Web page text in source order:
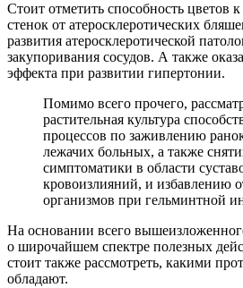
Стоит отметить способность цветов
стенок от атеросклеротических
развития атеросклеротической
закупоривания сосудов. А также
эффекта при развитии гипертонии.
Помимо всего прочего,
растительная культура
процессов по заживлению
лежачих больных, а также
симптоматики в области
кровоизлияний, и избавлению
организмов при гельминтной
На основании всего
о широчайшем спектре полезных
стоит также рассмотреть, какими
обладают.